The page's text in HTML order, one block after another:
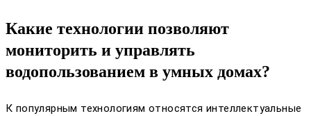
Какие технологии позволяют
мониторить и управлять
водопользованием в умных домах?
К популярным технологиям относятся интеллектуальные